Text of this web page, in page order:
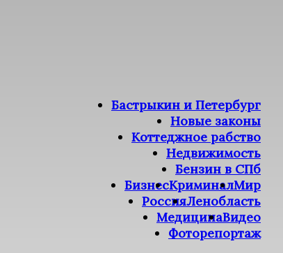
Бастрыкин и Петербург
Новые законы
Коттеджное рабство
Недвижимость
Бензин в СПб
БизнесКриминалМир
РоссияЛенобласть
МедицинаВидео
Фоторепортаж